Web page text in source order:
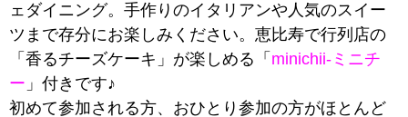
ェダイニング。手作りのイタリアンや人気のスイー
ツまで存分にお楽しみください。恵比寿で行列店の
「香るチーズケーキ」が楽しめる「 minichii-ミニチ
ー 」付きです♪
初めて参加される方、おひとり参加の方がほとんど